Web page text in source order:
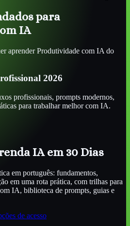
para
IA
aprenderProdutividade com IA do
2026
profissionais, prompts modernos,
para trabalhar melhor com IA.
IA em 30 Dias
em português: fundamentos,
em uma rota prática, com trilhas para
IA, biblioteca de prompts, guias e
de acesso